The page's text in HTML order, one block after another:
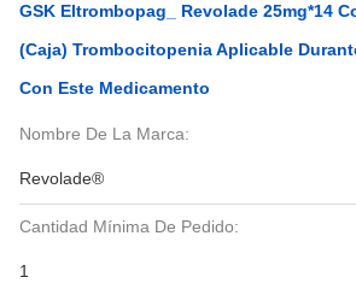
GSK Eltrombopag_ Revolade 25mg*14
(caja) Trombocitopenia Aplicable
Con Este Medicamento
Nombre De La Marca:
Revolade®
Cantidad Mínima De Pedido:
1